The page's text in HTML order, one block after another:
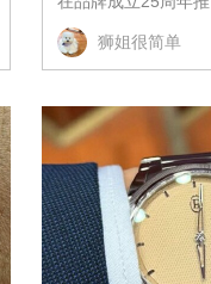
狮姐很简单